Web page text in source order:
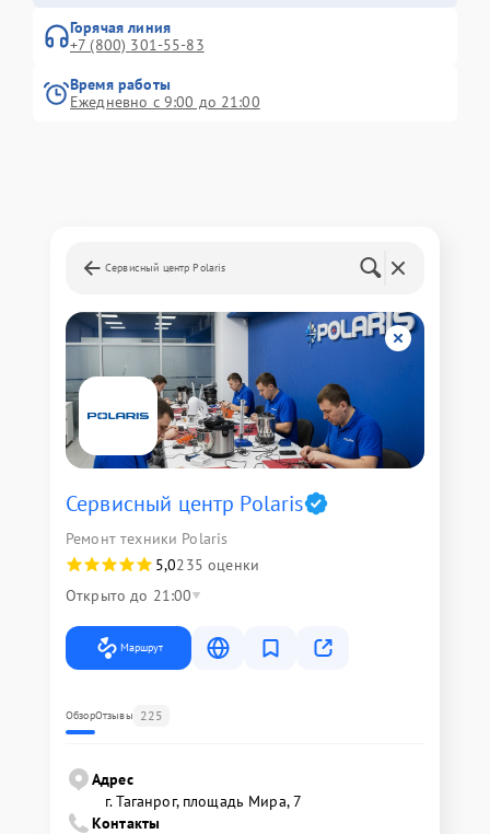
Горячая линия
+7 (800) 301-55-83
Время работы
Ежедневно с 9:00 до 21:00
Сервисный центр Polaris
Сервисный центр Polaris
Ремонт техники Polaris
5,0235 оценки
Открыто до 21:00
Маршрут
ОбзорОтзывы 225
Адрес
г. Таганрог, площадь Мира, 7
Контакты